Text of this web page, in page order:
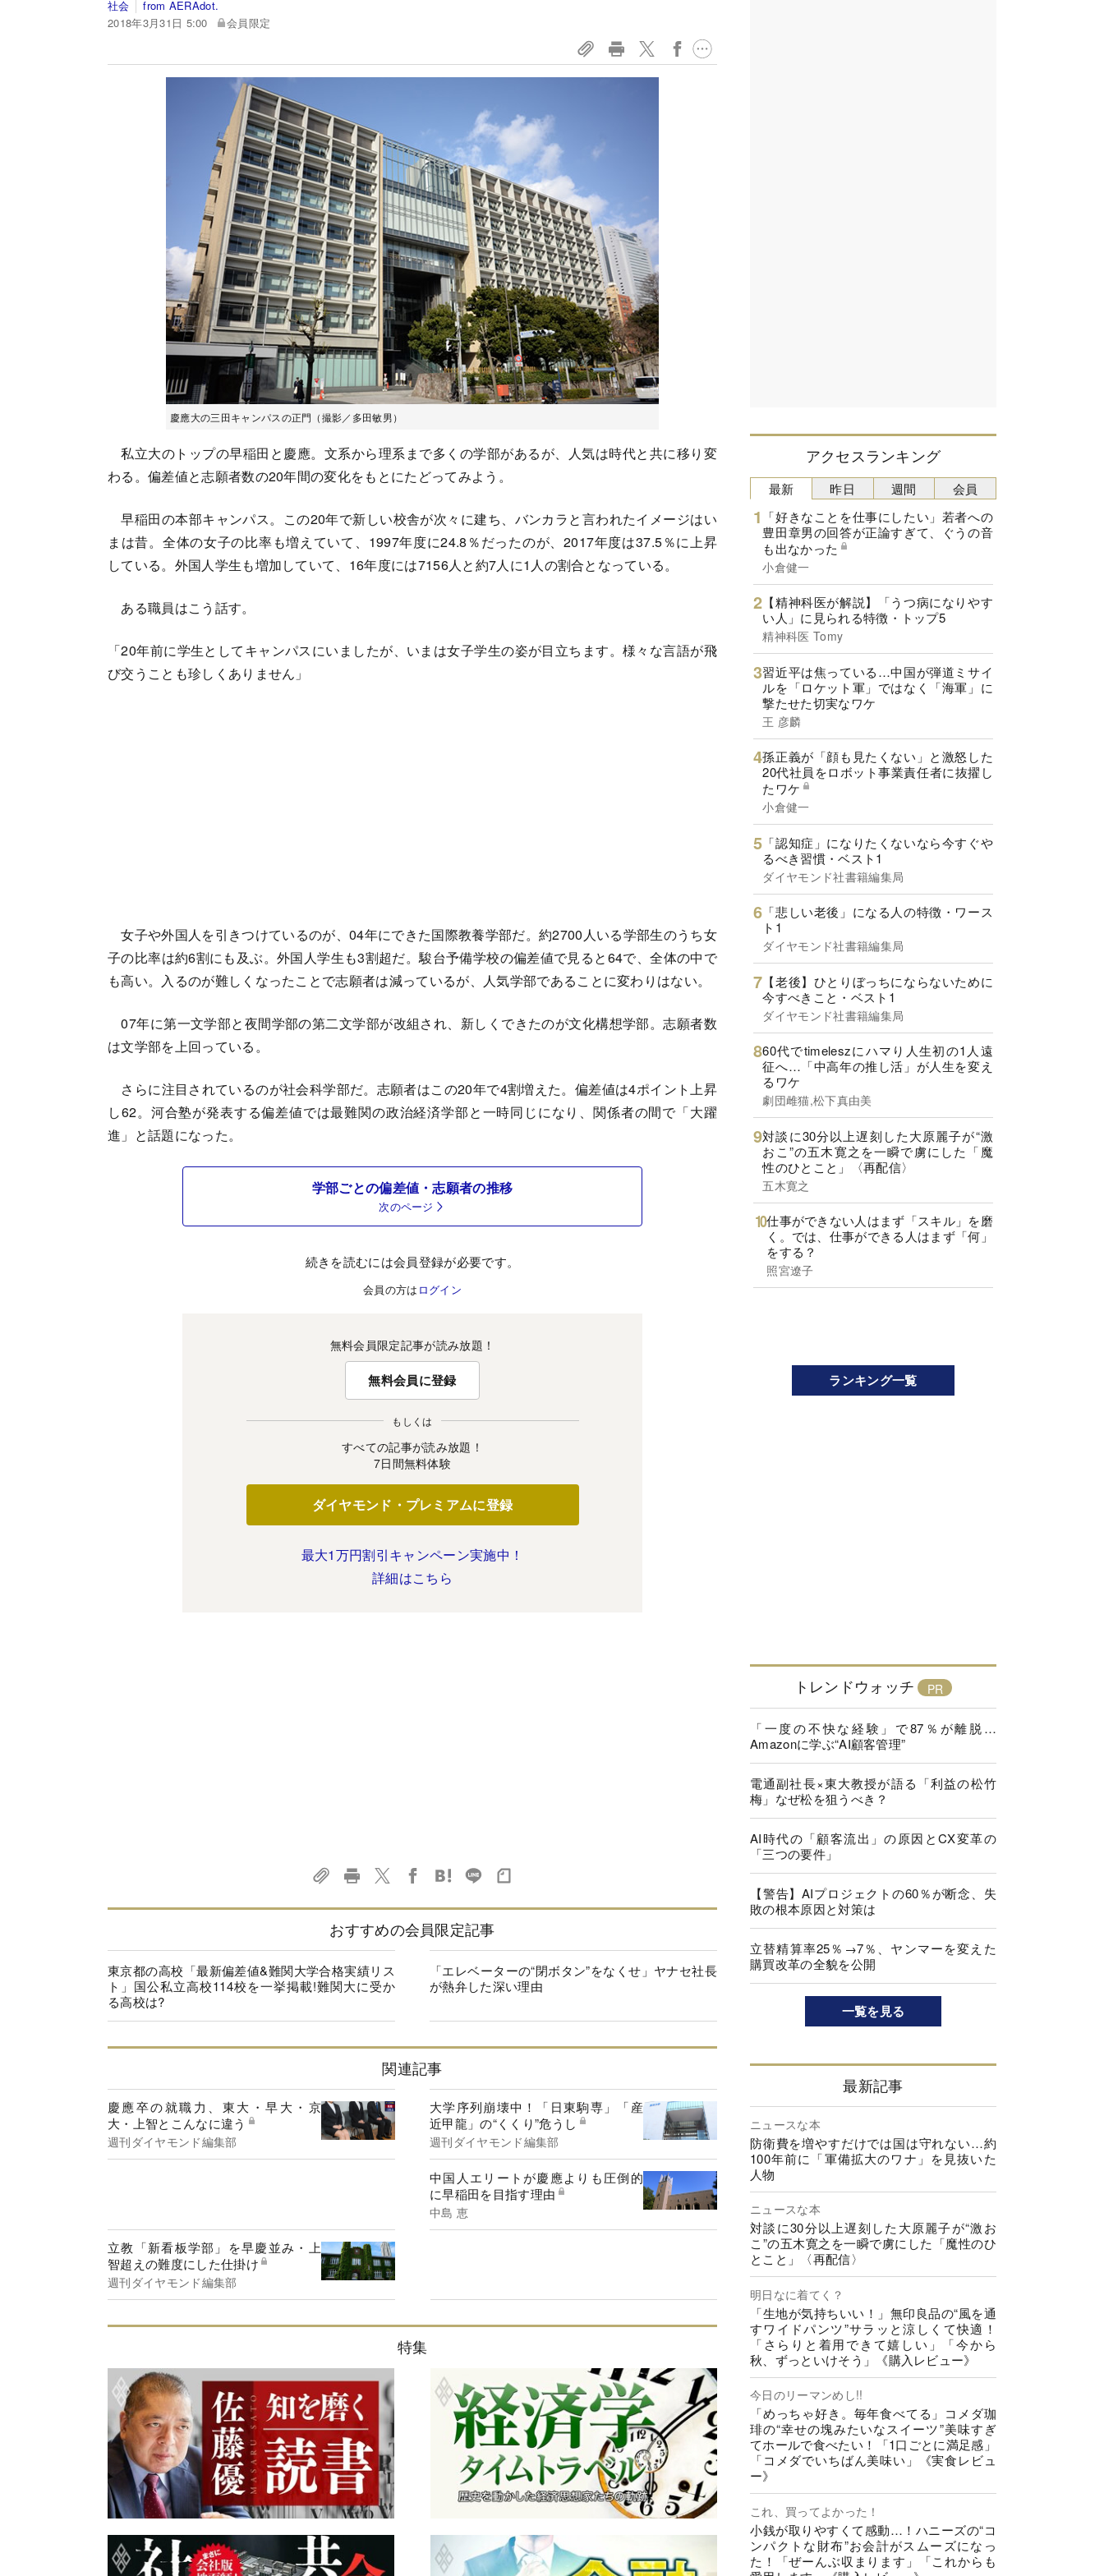
社会
from AERAdot.
2018年3月31日 5:00
会員限定
慶應大の三田キャンパスの正門（撮影／多田敏男）
私立大のトップの早稲田と慶應。文系から理系まで多くの学部があるが、人気は時代と共に移り変
わる。偏差値と志願者数の20年間の変化をもとにたどってみよう。
早稲田の本部キャンパス。この20年で新しい校舎が次々に建ち、バンカラと言われたイメージはい
まは昔。全体の女子の比率も増えていて、1997年度に24.8％だったのが、2017年度は37.5％に上昇
している。外国人学生も増加していて、16年度には7156人と約7人に1人の割合となっている。
ある職員はこう話す。
「20年前に学生としてキャンパスにいましたが、いまは女子学生の姿が目立ちます。様々な言語が飛
び交うことも珍しくありません」
女子や外国人を引きつけているのが、04年にできた国際教養学部だ。約2700人いる学部生のうち女
子の比率は約6割にも及ぶ。外国人学生も3割超だ。駿台予備学校の偏差値で見ると64で、全体の中で
も高い。入るのが難しくなったことで志願者は減っているが、人気学部であることに変わりはない。
07年に第一文学部と夜間学部の第二文学部が改組され、新しくできたのが文化構想学部。志願者数
は文学部を上回っている。
さらに注目されているのが社会科学部だ。志願者はこの20年で4割増えた。偏差値は4ポイント上昇
し62。河合塾が発表する偏差値では最難関の政治経済学部と一時同じになり、関係者の間で「大躍
進」と話題になった。
学部ごとの偏差値・志願者の推移
次のページ
続きを読むには会員登録が必要です。
会員の方は ログイン
無料会員限定記事が読み放題！
無料会員に登録
もしくは
すべての記事が読み放題！
7日間無料体験
ダイヤモンド・プレミアムに登録
最大1万円割引キャンペーン実施中！
詳細はこちら
おすすめの会員限定記事
東京都の高校「最新偏差値&難関大学合格実績リス
ト」国公私立高校114校を一挙掲載!難関大に受か
る高校は?
「エレベーターの“閉ボタン”をなくせ」ヤナセ社長
が熱弁した深い理由
関連記事
慶應卒の就職力、東大・早大・京
大・上智とこんなに違う
週刊ダイヤモンド編集部
大学序列崩壊中！「日東駒専」「産
近甲龍」の“くくり”危うし
週刊ダイヤモンド編集部
中国人エリートが慶應よりも圧倒的
に早稲田を目指す理由
中島 恵
立教「新看板学部」を早慶並み・上
智超えの難度にした仕掛け
週刊ダイヤモンド編集部
特集
アクセスランキング
最新
「好きなことを仕事にしたい」若者への
豊田章男の回答が正論すぎて、ぐうの音
も出なかった
小倉健一
【精神科医が解説】「うつ病になりやす
い人」に見られる特徴・トップ5
精神科医 Tomy
習近平は焦っている…中国が弾道ミサイ
ルを「ロケット軍」ではなく「海軍」に
撃たせた切実なワケ
王 彦麟
孫正義が「顔も見たくない」と激怒した
20代社員をロボット事業責任者に抜擢し
たワケ
小倉健一
「認知症」になりたくないなら今すぐや
るべき習慣・ベスト1
ダイヤモンド社書籍編集局
「悲しい老後」になる人の特徴・ワース
ト1
ダイヤモンド社書籍編集局
【老後】ひとりぼっちにならないために
今すべきこと・ベスト1
ダイヤモンド社書籍編集局
60代でtimeleszにハマり人生初の1人遠
征へ…「中高年の推し活」が人生を変え
るワケ
劇団雌猫,松下真由美
対談に30分以上遅刻した大原麗子が“激
おこ”の五木寛之を一瞬で虜にした「魔
性のひとこと」〈再配信〉
五木寛之
仕事ができない人はまず「スキル」を磨
く。では、仕事ができる人はまず「何」
をする？
照宮遼子
昨日 週間 会員
ランキング一覧
トレンドウォッチ
「一度の不快な経験」で87％が離脱…
Amazonに学ぶ“AI顧客管理”
電通副社長×東大教授が語る「利益の松竹
梅」なぜ松を狙うべき？
AI時代の「顧客流出」の原因とCX変革の
「三つの要件」
【警告】AIプロジェクトの60％が断念、失
敗の根本原因と対策は
立替精算率25％→7％、ヤンマーを変えた
購買改革の全貌を公開
一覧を見る
最新記事
ニュースな本
防衛費を増やすだけでは国は守れない…約
100年前に「軍備拡大のワナ」を見抜いた
人物
ニュースな本
対談に30分以上遅刻した大原麗子が“激お
こ”の五木寛之を一瞬で虜にした「魔性のひ
とこと」〈再配信〉
明日なに着てく？
「生地が気持ちいい！」無印良品の“風を通
すワイドパンツ”サラッと涼しくて快適！
「さらりと着用できて嬉しい」「今から
秋、ずっといけそう」《購入レビュー》
今日のリーマンめし!!
「めっちゃ好き。毎年食べてる」コメダ珈
琲の“幸せの塊みたいなスイーツ”美味すぎ
てホールで食べたい！「1口ごとに満足感」
「コメダでいちばん美味い」《実食レビュ
ー》
これ、買ってよかった！
小銭が取りやすくて感動…！ハニーズの“コ
ンパクトな財布”お会計がスムーズになっ
た！「ぜーんぶ収まります」「これからも